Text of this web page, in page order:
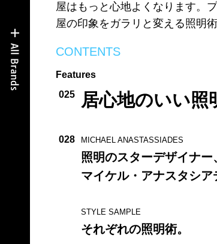
屋はもっと心地よくなります。
屋の印象をガラリと変える照明術
CONTENTS
Features
025
居心地のいい照
028 MICHAEL ANASTASSIADES
照明のスターデザイナー
マイケル・アナスタシア
STYLE SAMPLE
それぞれの照明術。